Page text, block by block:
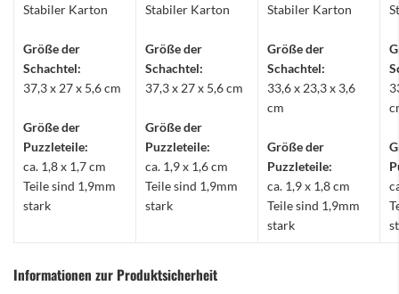
Stabiler Karton
Größe der
Schachtel:
37,3 x 27 x 5,6 cm
Größe der
Puzzleteile:
ca. 1,8 x 1,7 cm
Teile sind 1,9mm
stark
Stabiler Karton
Größe der
Schachtel:
37,3 x 27 x 5,6 cm
Größe der
Puzzleteile:
ca. 1,9 x 1,6 cm
Teile sind 1,9mm
stark
Stabiler Karton
Größe der
Schachtel:
33,6 x 23,3 x 3,6
cm
Größe der
Puzzleteile:
ca. 1,9 x 1,8 cm
Teile sind 1,9mm
stark
Informationen zur Produktsicherheit